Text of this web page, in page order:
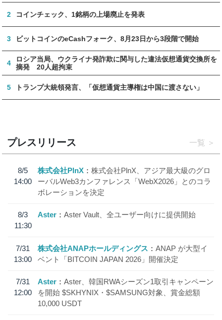
2 コインチェック、1銘柄の上場廃止を発表
3 ビットコインのeCashフォーク、8月23日から3段階で開始
4
ロシア当局、ウクライナ発詐欺に関与した違法仮想通貨交換所を
摘発 20人超拘束
5 トランプ大統領発言、「仮想通貨主導権は中国に渡さない」
プレスリリース 一覧
8/5
14:00
株式会社PlnX
株式会社PlnX、アジア最大級のグロ
ーバルWeb3カンファレンス「WebX2026」とのコラ
ボレーションを決定
8/3
11:30
Aster Aster Vault、全ユーザー向けに提供開始
7/31
13:00
株式会社ANAPホールディングス
ANAP が大型イ
ベント「BITCOIN JAPAN 2026」開催決定
7/31
12:00
Aster
Aster、韓国RWAシーズン1取引キャンペーン
を開始 $SKHYNIX・$SAMSUNG対象、賞金総額
10,000 USDT